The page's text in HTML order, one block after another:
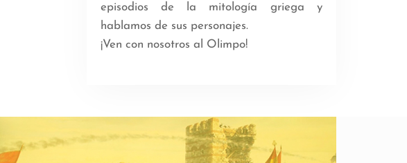
episodios de la mitología griega y
hablamos de sus personajes.
¡Ven con nosotros al Olimpo!